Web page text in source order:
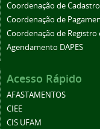
Coordenação de
Coordenação de
Coordenação de Registro
Agendamento DAPES
Acesso Rápido
AFASTAMENTOS
CIEE
CIS UFAM